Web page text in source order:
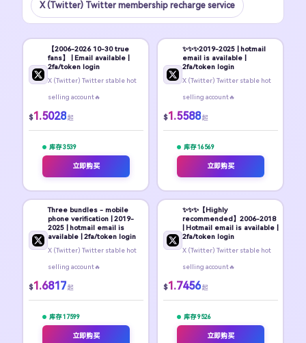
X (Twitter) Twitter membership recharge service
【2006-2026 10-30 true
fans】 | Email available |
2fa/token login
X (Twitter) Twitter stable hot
selling account🔥
$1.5028 起
库存 3539
立即购买
✨️✨️✨️2019-2025 | hotmail
email is available |
2fa/token login
X (Twitter) Twitter stable hot
selling account🔥
$1.5588 起
库存 16569
立即购买
Three bundles - mobile
phone verification | 2019-
2025 | hotmail email is
available | 2fa/token login
X (Twitter) Twitter stable hot
selling account🔥
$1.6817 起
库存 17599
立即购买
✨️✨️✨️【Highly
recommended】2006-2018
| Hotmail email is available |
2fa/token login
X (Twitter) Twitter stable hot
selling account🔥
$1.7456 起
库存 9526
立即购买